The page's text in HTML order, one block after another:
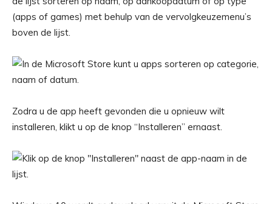
(apps of games) met behulp van de vervolgkeuzemenu’s
boven de lijst.
Zodra u de app heeft gevonden die u opnieuw wilt
installeren, klikt u op de knop “Installeren” ernaast.